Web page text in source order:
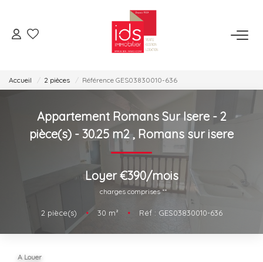
Je Veux Acheter
ESPACE LOCATION
Je Veux Louer
Gérer Mon Bien
Accueil 2 pièces Référence GES03830010-636
Appartement Romans Sur Isere - 2
pièce(s) - 30.25 m2, Romans sur isere
Loyer €390/mois
charges comprises **
2 pièce(s) • 30 m² • Réf : GES03830010-636
A Louer